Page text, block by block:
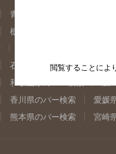
青森県のバー検索
栃木県のバー検索
石川県のバー検索 福井
和歌山県のバー検索
香川県のバー検索 愛媛
熊本県のバー検索 宮崎
閲覧することによ